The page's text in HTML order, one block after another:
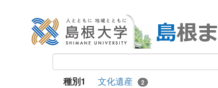
種別1 文化遺産 2